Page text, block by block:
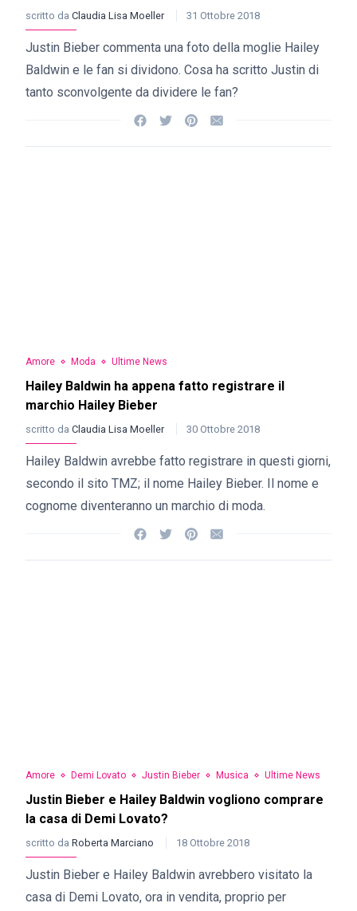
scritto da Claudia Lisa Moeller 31 Ottobre 2018
Justin Bieber commenta una foto della moglie Hailey
Baldwin e le fan si dividono. Cosa ha scritto Justin di
tanto sconvolgente da dividere le fan?
Amore Moda Ultime News
Hailey Baldwin ha appena fatto registrare il
marchio Hailey Bieber
scritto da Claudia Lisa Moeller 30 Ottobre 2018
Hailey Baldwin avrebbe fatto registrare in questi giorni,
secondo il sito TMZ; il nome Hailey Bieber. Il nome e
cognome diventeranno un marchio di moda.
Amore Demi Lovato Justin Bieber Musica Ultime News
Justin Bieber e Hailey Baldwin vogliono comprare
la casa di Demi Lovato?
scritto da Roberta Marciano 18 Ottobre 2018
Justin Bieber e Hailey Baldwin avrebbero visitato la
casa di Demi Lovato, ora in vendita, proprio per